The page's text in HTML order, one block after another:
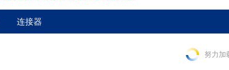
连接器
努力加